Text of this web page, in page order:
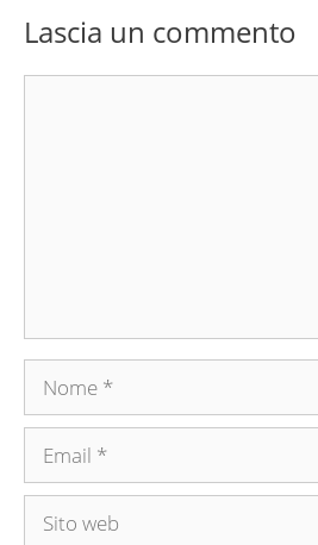
Lascia un commento
Nome
Email
Sito